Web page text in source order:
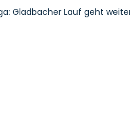
Gladbacher Lauf geht